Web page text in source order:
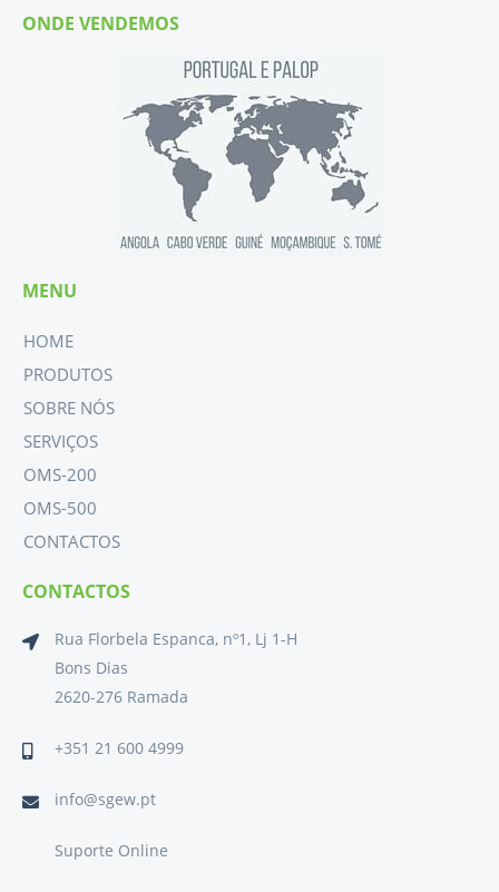
ONDE VENDEMOS
MENU
HOME
PRODUTOS
SOBRE NÓS
SERVIÇOS
OMS-200
OMS-500
CONTACTOS
CONTACTOS
Rua Florbela Espanca, nº1, Lj 1-H
Bons Dias
2620-276 Ramada
+351 21 600 4999
info@sgew.pt
Suporte Online